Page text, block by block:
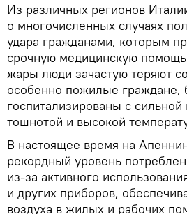
Из различных регионов
о многочисленных случаях
удара гражданами, которым
срочную медицинскую
жары люди зачастую теряют
особенно пожилые граждане,
госпитализированы с
тошнотой и высокой
В настоящее время на
рекордный уровень
из-за активного
и других приборов,
воздуха в жилых и рабочих